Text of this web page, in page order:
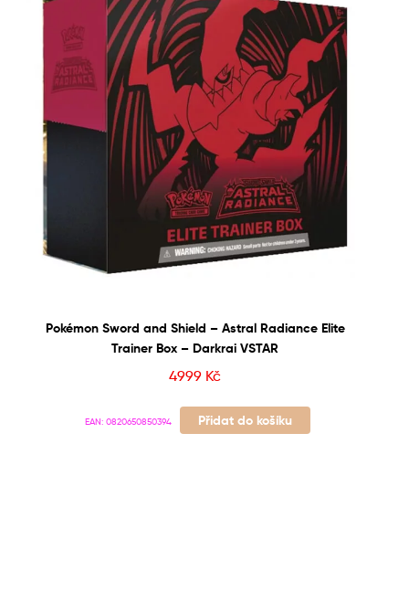
Pokémon Sword and Shield – Astral Radiance Elite
Trainer Box – Darkrai VSTAR
4999 Kč
EAN: 0820650850394 Přidat do košíku